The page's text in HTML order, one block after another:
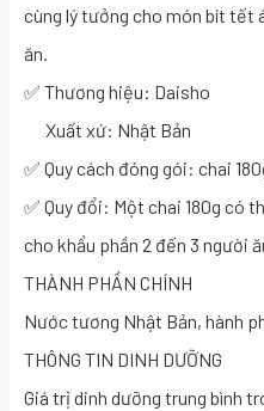
cùng lý tưởng cho món bít tết
ăn.
✅ Thương hiệu: Daisho
Xuất xứ: Nhật Bản
✅ Quy cách đóng gói: chai
✅ Quy đổi: Một chai 180g có
cho khẩu phần 2 đến 3 người
THÀNH PHẦN CHÍNH
Nước tương Nhật Bản, hành
THÔNG TIN DINH DƯỠNG
Giá trị dinh dưỡng trung bình